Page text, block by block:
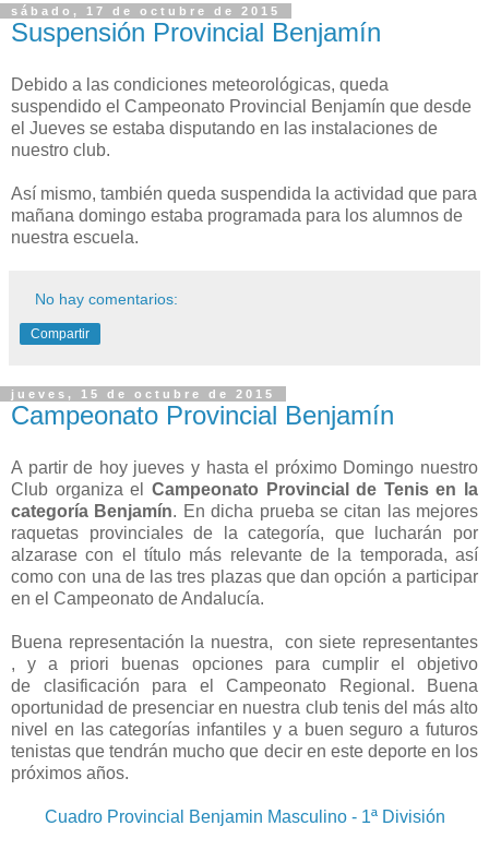
sábado, 17 de octubre de 2015
Suspensión Provincial Benjamín
Debido a las condiciones meteorológicas, queda
suspendido el Campeonato Provincial Benjamín que desde
el Jueves se estaba disputando en las instalaciones de
nuestro club.
Así mismo, también queda suspendida la actividad que para
mañana domingo estaba programada para los alumnos de
nuestra escuela.
No hay comentarios:
Compartir
jueves, 15 de octubre de 2015
Campeonato Provincial Benjamín
A partir de hoy jueves y hasta el próximo Domingo nuestro
Club organiza el Campeonato Provincial de Tenis en la
categoría Benjamín. En dicha prueba se citan las mejores
raquetas provinciales de la categoría, que lucharán por
alzarase con el título más relevante de la temporada, así
como con una de las tres plazas que dan opción a participar
en el Campeonato de Andalucía.
Buena representación la nuestra, con siete representantes
, y a priori buenas opciones para cumplir el objetivo
de clasificación para el Campeonato Regional. Buena
oportunidad de presenciar en nuestra club tenis del más alto
nivel en las categorías infantiles y a buen seguro a futuros
tenistas que tendrán mucho que decir en este deporte en los
próximos años.
Cuadro Provincial Benjamin Masculino - 1ª División